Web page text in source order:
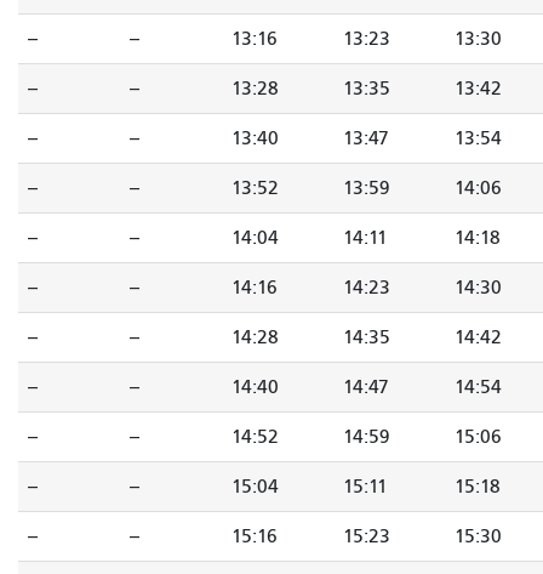
-- -- 13:16 13:23 13:30
-- -- 13:28 13:35 13:42
-- -- 13:40 13:47 13:54
-- -- 13:52 13:59 14:06
-- -- 14:04 14:11 14:18
-- -- 14:16 14:23 14:30
-- -- 14:28 14:35 14:42
-- -- 14:40 14:47 14:54
-- -- 14:52 14:59 15:06
-- -- 15:04 15:11 15:18
-- -- 15:16 15:23 15:30